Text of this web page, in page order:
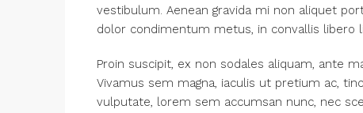
vestibulum. Aenean gravida mi non aliquet
dolor condimentum metus, in convallis libero
Proin suscipit, ex non sodales aliquam, ante
Vivamus sem magna, iaculis ut pretium ac,
vulputate, lorem sem accumsan nunc, nec